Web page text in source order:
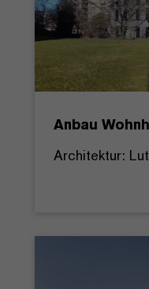
Anbau
Architektur: